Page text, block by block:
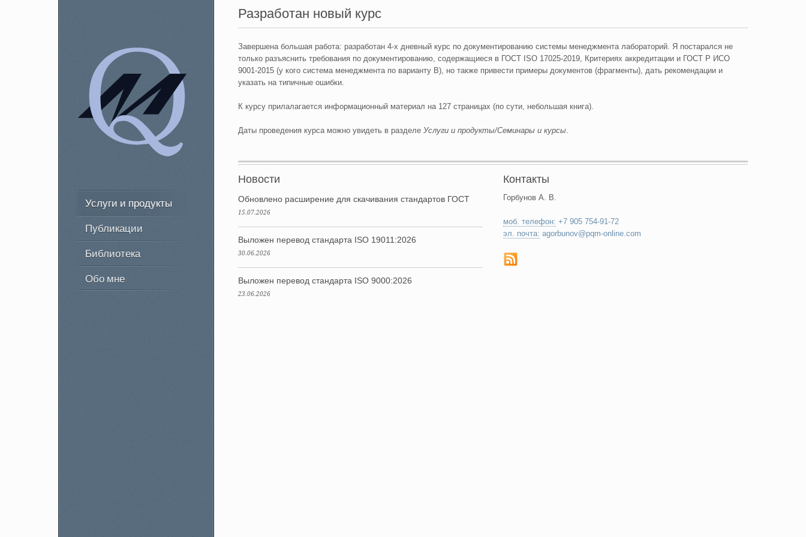
Услуги и продукты
Публикации
Библиотека
Обо мне
Разработан новый курс
Завершена большая работа: разработан 4-х дневный курс по документированию системы менеджмента лабораторий. Я постарался не
только разъяснить требования по документированию, содержащиеся в ГОСТ ISO 17025-2019, Критериях аккредитации и ГОСТ Р ИСО
9001-2015 (у кого система менеджмента по варианту В), но также привести примеры документов (фрагменты), дать рекомендации и
указать на типичные ошибки.
К курсу прилалагается информационный материал на 127 страницах (по сути, небольшая книга).
Даты проведения курса можно увидеть в разделе Услуги и продукты/Семинары и курсы.
Новости
Обновлено расширение для скачивания стандартов ГОСТ
15.07.2026
Выложен перевод стандарта ISO 19011:2026
30.06.2026
Выложен перевод стандарта ISO 9000:2026
23.06.2026
Контакты
Горбунов А. В.
моб. телефон: +7 905 754-91-72
эл. почта: agorbunov@pqm-online.com